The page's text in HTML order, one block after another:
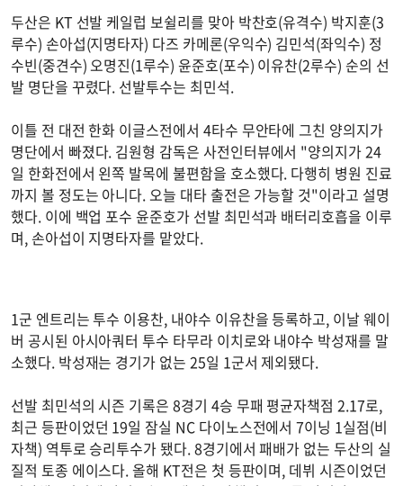
두산은 KT 선발 케일럽 보쉴리를 맞아 박찬호(유격수) 박지훈(3
루수) 손아섭(지명타자) 다즈 카메론(우익수) 김민석(좌익수) 정
수빈(중견수) 오명진(1루수) 윤준호(포수) 이유찬(2루수) 순의 선
발 명단을 꾸렸다. 선발투수는 최민석.
이틀 전 대전 한화 이글스전에서 4타수 무안타에 그친 양의지가
명단에서 빠졌다. 김원형 감독은 사전인터뷰에서 "양의지가 24
일 한화전에서 왼쪽 발목에 불편함을 호소했다. 다행히 병원 진료
까지 볼 정도는 아니다. 오늘 대타 출전은 가능할 것"이라고 설명
했다. 이에 백업 포수 윤준호가 선발 최민석과 배터리호흡을 이루
며, 손아섭이 지명타자를 맡았다.
1군 엔트리는 투수 이용찬, 내야수 이유찬을 등록하고, 이날 웨이
버 공시된 아시아쿼터 투수 타무라 이치로와 내야수 박성재를 말
소했다. 박성재는 경기가 없는 25일 1군서 제외됐다.
선발 최민석의 시즌 기록은 8경기 4승 무패 평균자책점 2.17로,
최근 등판이었던 19일 잠실 NC 다이노스전에서 7이닝 1실점(비
자책) 역투로 승리투수가 됐다. 8경기에서 패배가 없는 두산의 실
질적 토종 에이스다. 올해 KT전은 첫 등판이며, 데뷔 시즌이었던